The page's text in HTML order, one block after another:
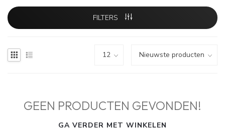
FILTERS
GEEN PRODUCTEN GEVONDEN!
GA VERDER MET WINKELEN